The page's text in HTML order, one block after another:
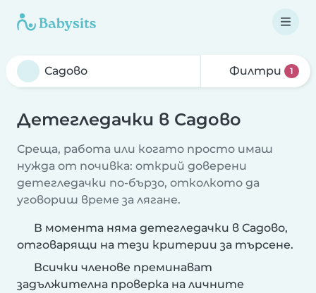
Филтри 1
Детегледачки в Садово
Среща, работа или когато просто имаш
нужда от почивка: открий доверени
детегледачки по-бързо, отколкото да
уговориш време за лягане.
В момента няма детегледачки в Садово,
отговарящи на тези критерии за търсене.
Всички членове преминават
задължителна проверка на личните